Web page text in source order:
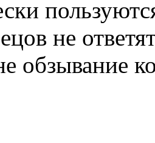
не
обзывание